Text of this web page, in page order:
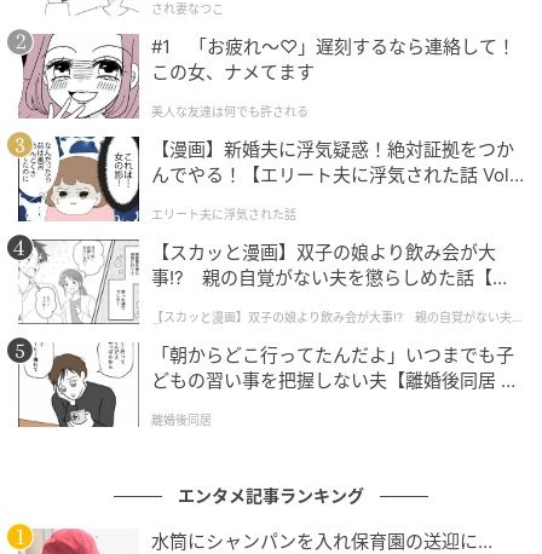
牧野さん「裁判例はありませんが、文字でのネタバレ
行為は必ずしも違法といえないからといってやって良
いことではありません。やはり映画や小説を後に楽し
む人のことを考え、節度を持って行動すべきです」
オトナンサー編集部
次の記事
「踊る大捜査線」織田裕二演じる“青島刑
事”のビフォーアフターに「渋さが増した」
「ビジュアル最高」絶賛の声
され妻なつこ
#1 「お疲れ〜♡」遅刻するなら連絡して！
この女、ナメてます
美人な友達は何でも許される
【漫画】新婚夫に浮気疑惑！絶対証拠をつか
んでやる！【エリート夫に浮気された話 Vol.
エリート夫に浮気された話
【スカッと漫画】双子の娘より飲み会が大
事!? 親の自覚がない夫を懲らしめた話【第1
【スカッと漫画】双子の娘より飲み会が大事!? 親の自覚がない夫を
懲らしめた話
「朝からどこ行ってたんだよ」いつまでも子
どもの習い事を把握しない夫【離婚後同居 Vo
離婚後同居
エンタメ記事ランキング
水筒にシャンパンを入れ保育園の送迎に…